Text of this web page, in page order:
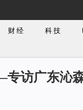
财经 科技
访广东沁